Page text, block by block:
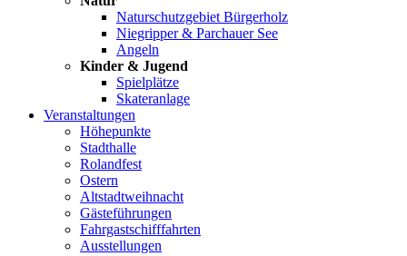
Naturschutzgebiet Bürgerholz
Niegripper & Parchauer See
Angeln
Kinder & Jugend
Spielplätze
Skateranlage
Veranstaltungen
Höhepunkte
Stadthalle
Rolandfest
Ostern
Altstadtweihnacht
Gästeführungen
Fahrgastschifffahrten
Ausstellungen